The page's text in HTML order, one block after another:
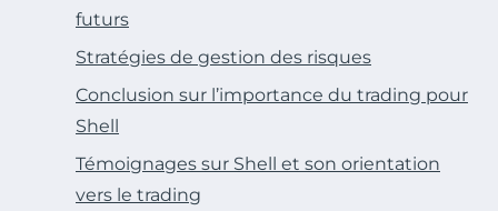
futurs
Stratégies de gestion des risques
Conclusion sur l’importance du trading pour
Shell
Témoignages sur Shell et son orientation
vers le trading